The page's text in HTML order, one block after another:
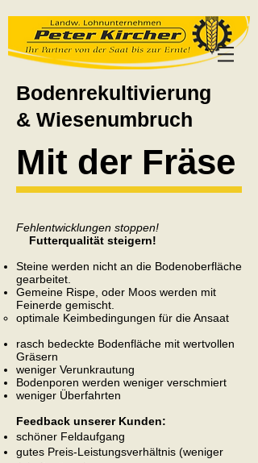
Bodenrekultivierung
& Wiesenumbruch
Mit der Fräse
Fehlentwicklungen stoppen!
Futterqualität steigern!
Steine werden nicht an die Bodenoberfläche
gearbeitet.
Gemeine Rispe, oder Moos werden mit
Feinerde gemischt.
optimale Keimbedingungen für die Ansaat
rasch bedeckte Bodenfläche mit wertvollen
Gräsern
weniger Verunkrautung
Bodenporen werden weniger verschmiert
weniger Überfahrten
Feedback unserer Kunden:
schöner Feldaufgang
gutes Preis-Leistungsverhältnis (weniger